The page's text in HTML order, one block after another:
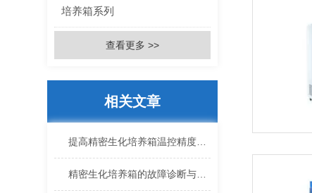
培养箱系列
查看更多 >>
相关文章